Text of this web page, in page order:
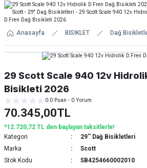
Anasayfa BİSİKLET Dağ
29 Scott Scale 940 12v
Bisikleti 2026
0.0 Puan - 0 Yorum
70.345,00TL
*12.720,72 TL den başlayan taksitlerle!
Kategori
29'' Dağ Bisikletleri
Marka
Scott
Stok Kodu
SB4254660002010